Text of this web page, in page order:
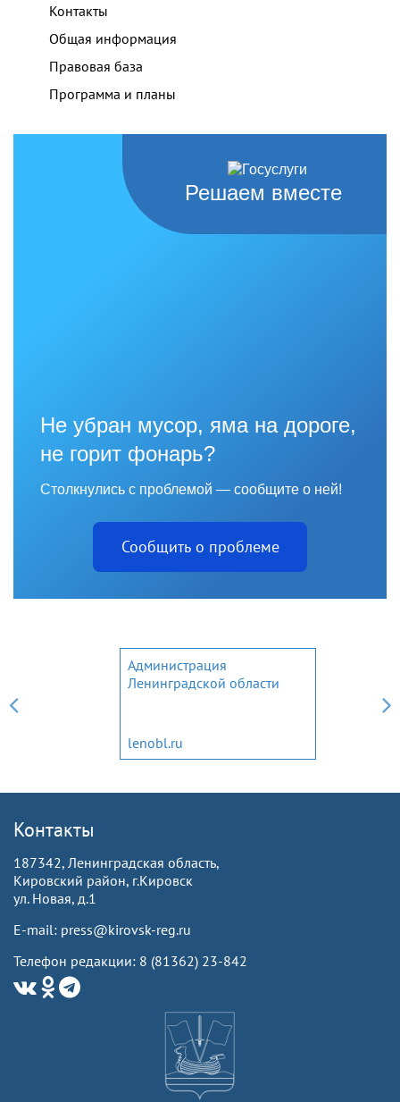
Контакты
Общая информация
Правовая база
Программа и планы
Решаем вместе
Не убран мусор, яма на дороге,
не горит фонарь?
Столкнулись с проблемой — сообщите о ней!
Сообщить о проблеме
Администрация
Ленинградской области
lenobl.ru
Контакты
187342, Ленинградская область,
Кировский район, г.Кировск
ул. Новая, д.1
E-mail: press@kirovsk-reg.ru
Телефон редакции: 8 (81362) 23-842